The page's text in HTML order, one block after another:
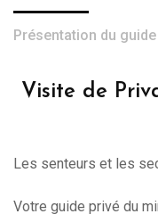
Présentation du guide
Visite de
Les senteurs et les
Votre guide privé du